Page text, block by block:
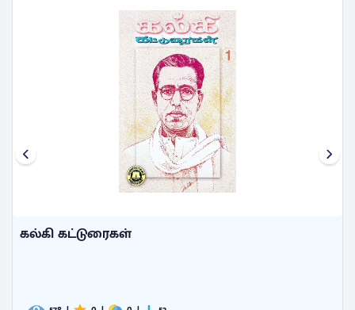
கல்கி கட்டுரைகள்